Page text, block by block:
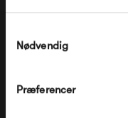
Nødvendig
Præferencer
3 499,00 kr
Gælder ikke på